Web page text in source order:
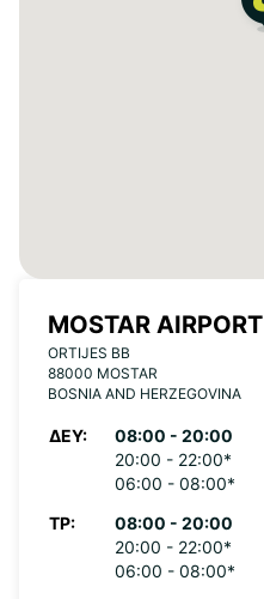
MOSTAR AIRPORT
ORTIJES BB
88000 MOSTAR
BOSNIA AND HERZEGOVINA
ΔΕΥ:
08:00 - 20:00
20:00 - 22:00*
06:00 - 08:00*
ΤΡ:
08:00 - 20:00
20:00 - 22:00*
06:00 - 08:00*